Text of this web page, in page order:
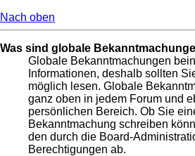
Nach oben
Was sind globale
Globale Bekanntmachungen
Informationen, deshalb sollten
möglich lesen. Globale
ganz oben in jedem Forum und
persönlichen Bereich. Ob Sie
Bekanntmachung schreiben
den durch die Board-
Berechtigungen ab.